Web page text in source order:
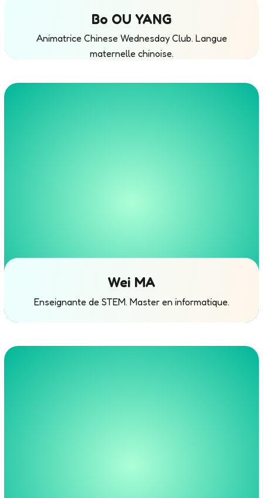
Bo OU YANG
Animatrice Chinese Wednesday Club. Langue
maternelle chinoise.
Wei MA
Enseignante de STEM. Master en informatique.